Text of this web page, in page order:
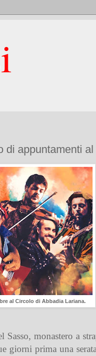
appuntamenti
al Circolo di Abbadia Lariana.
monastero a
giorni prima una